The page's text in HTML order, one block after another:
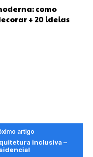
como
+ 20 ideias
artigo
inclusiva –